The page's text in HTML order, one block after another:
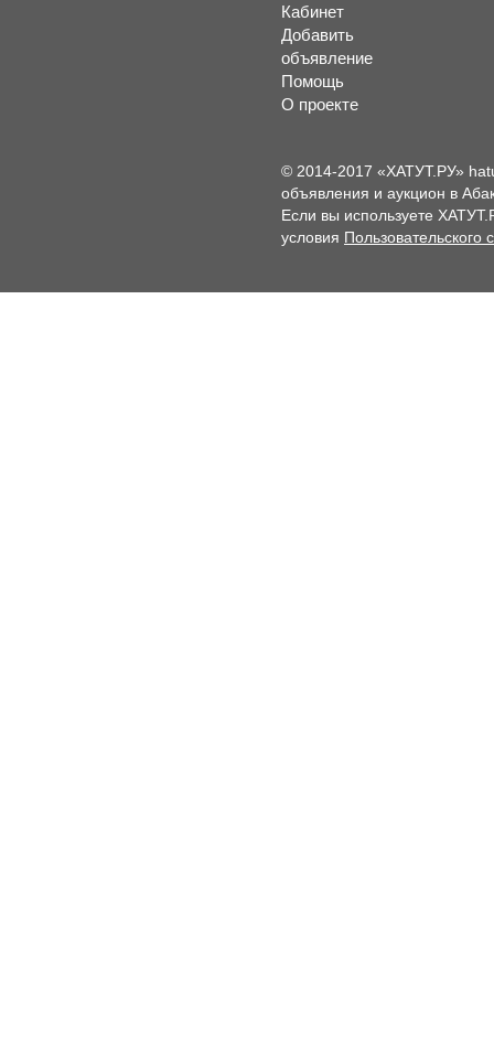
Кабинет
Добавить
объявление
Помощь
О проекте
© 2014-2017 «ХАТУТ.РУ»
объявления и аукцион в
Если вы используете
условия Пользовательского